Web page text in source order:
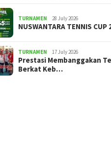
TURNAMEN 28 July 2026
NUSWANTARA TENNIS CUP
TURNAMEN 17 July 2026
Prestasi Membanggakan
Berkat Keb…